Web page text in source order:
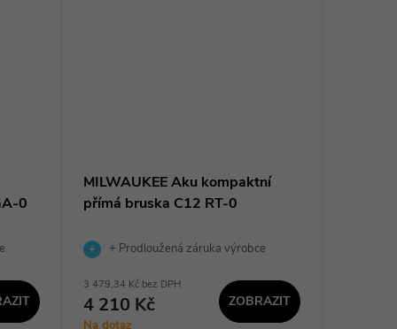
0
MILWAUKEE Aku kompaktní
přímá bruska C12 RT-0
+ Prodloužená záruka výrobce
3 479,34 Kč bez DPH
4 210 Kč
Na dotaz
ZOBRAZIT